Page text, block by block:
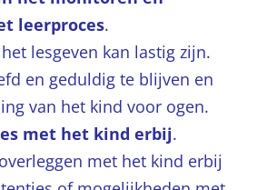
leerproces.
lesgeven kan lastig zijn.
en geduldig te blijven en
van het kind voor ogen.
met het kind erbij.
met het kind erbij